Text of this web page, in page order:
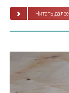
Читать далее